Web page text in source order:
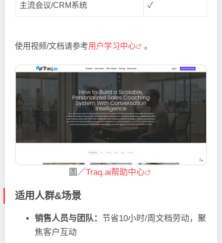
主流会议/CRM系统 ✓
使用视频/文档请参考用户学习中心 。
圖／Traq.ai帮助中心
适用人群&场景
销售人员与团队： 节省10小时/周文档劳动，聚
焦客户互动